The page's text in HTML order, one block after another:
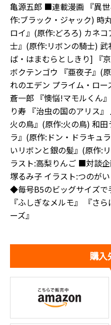
亀源五郎 ■連載漫画 『異
作:ブラック・ジャック) 時
ロイ』(原作:どろろ) カネ
士』(原作:リボンの騎士)
ば・はまむらとしきり] 『
ボクテンゴウ 『亜夜子』(
れのエデン プライム・ロ
蒼一郎 『懊悩!マモルくん
り寿 『治虫の国のアリス
火の鳥』(原作:火の鳥) 和
ラ』(原作:ドン・ドラキュ
いリボンと銀の髪』(原作:
ラスト:高梨りんご ■対談
塚るみ子 イラスト:つのが
◆毎号B5のビッグサイズで
『ふしぎなメルモ』 『さ
ーズ』
購入